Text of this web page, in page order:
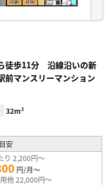
徒歩11分 沿線沿いの新
前マンスリーマンション
32m²
安
り 2,200円～
円/月～
他 22,000円～